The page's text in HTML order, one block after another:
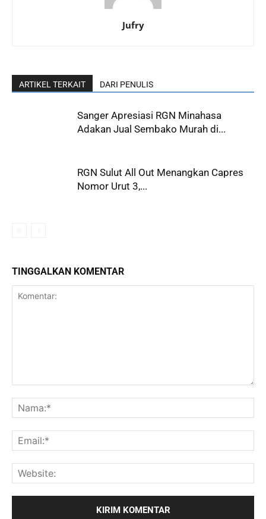
Jufry
ARTIKEL TERKAIT DARI PENULIS
Sanger Apresiasi RGN Minahasa
Adakan Jual Sembako Murah di...
RGN Sulut All Out Menangkan Capres
Nomor Urut 3,...
TINGGALKAN KOMENTAR